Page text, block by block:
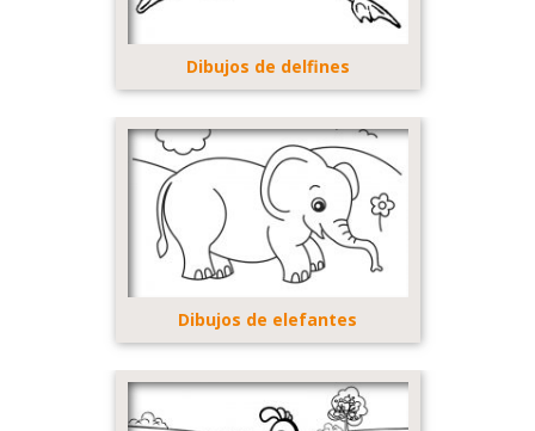
Dibujos de delfines
Dibujos de elefantes